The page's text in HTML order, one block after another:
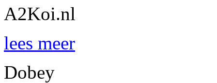
A2Koi.nl
lees meer
Dobey